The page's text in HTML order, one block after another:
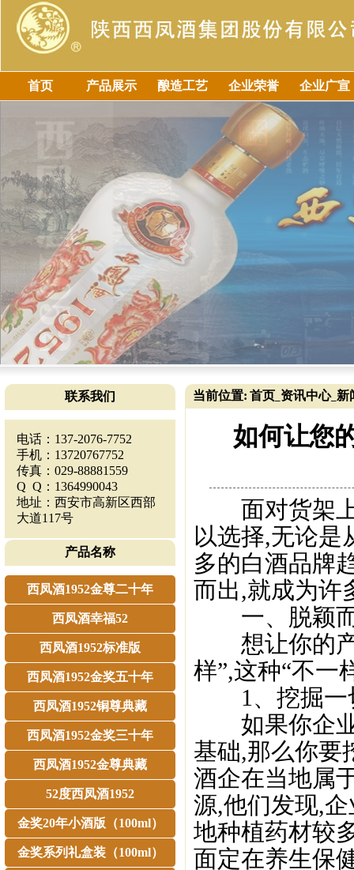
首页 产品展示 酿造工艺 企业荣誉 企业广宣
联系我们
电话：137-2076-7752
手机：13720767752
传真：029-88881559
Q Q：1364990043
地址：西安市高新区西部
大道117号
产品名称
西凤酒1952金尊二十年
西凤酒幸福52
西凤酒1952标准版
西凤酒1952金奖五十年
西凤酒1952铜尊典藏
西凤酒1952金奖三十年
西凤酒1952金尊典藏
52度西凤酒1952
金奖20年小酒版（100ml）
金奖系列礼盒装（100ml）
当前位置: 首页 资讯中心_ 新
如何让您
面对货架上
以选择,无论是
多的白酒品牌
而出,就成为许
一、脱颖而
想让你的产
样”,这种“不一
1、挖掘一
如果你企业
基础,那么你要
酒企在当地属
源,他们发现,
地种植药材较
面定在养生保